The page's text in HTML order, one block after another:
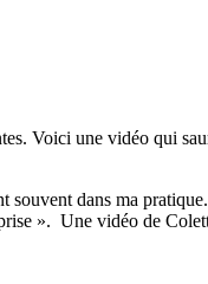
Voici une vidéo qui
dans ma
». Une vidéo de